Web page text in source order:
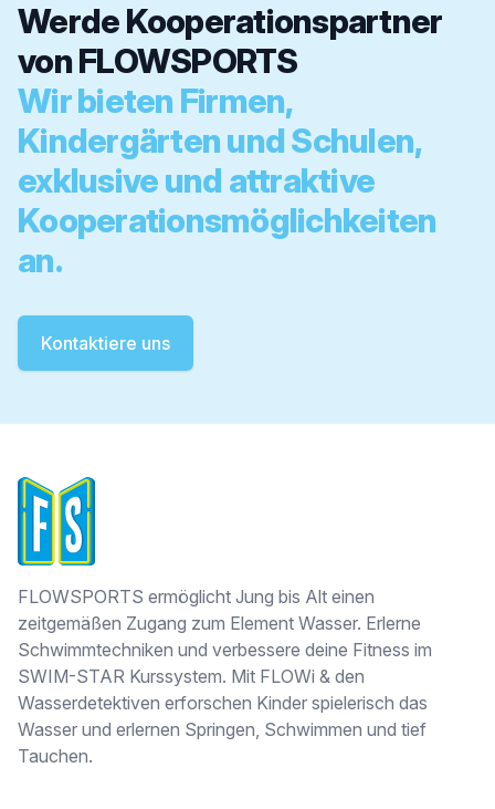
Werde Kooperationspartner
von FLOWSPORTS
Wir bieten Firmen,
Kindergärten und Schulen,
exklusive und attraktive
Kooperationsmöglichkeiten
an.
Kontaktiere uns
FLOWSPORTS ermöglicht Jung bis Alt einen
zeitgemäßen Zugang zum Element Wasser. Erlerne
Schwimmtechniken und verbessere deine Fitness im
SWIM-STAR Kurssystem. Mit FLOWi & den
Wasserdetektiven erforschen Kinder spielerisch das
Wasser und erlernen Springen, Schwimmen und tief
Tauchen.